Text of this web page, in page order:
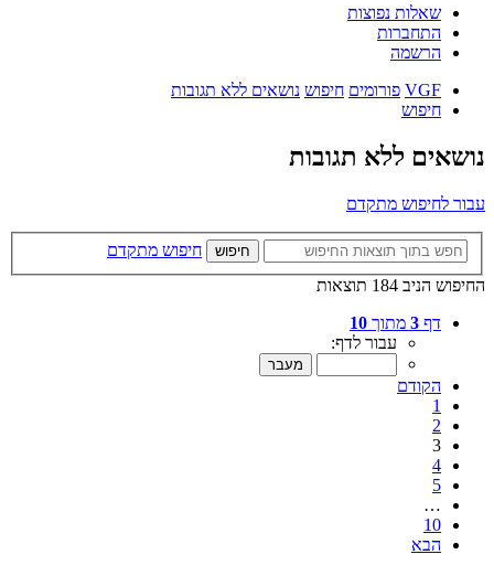
שאלות נפוצות
התחברות
הרשמה
VGF פורומים חיפוש נושאים ללא תגובות
חיפוש
נושאים ללא תגובות
עבור לחיפוש מתקדם
חיפוש
חיפוש מתקדם
החיפוש הניב 184 תוצאות
דף 3 מתוך 10
עבור לדף:
הקודם
1
2
3
4
5
…
10
הבא